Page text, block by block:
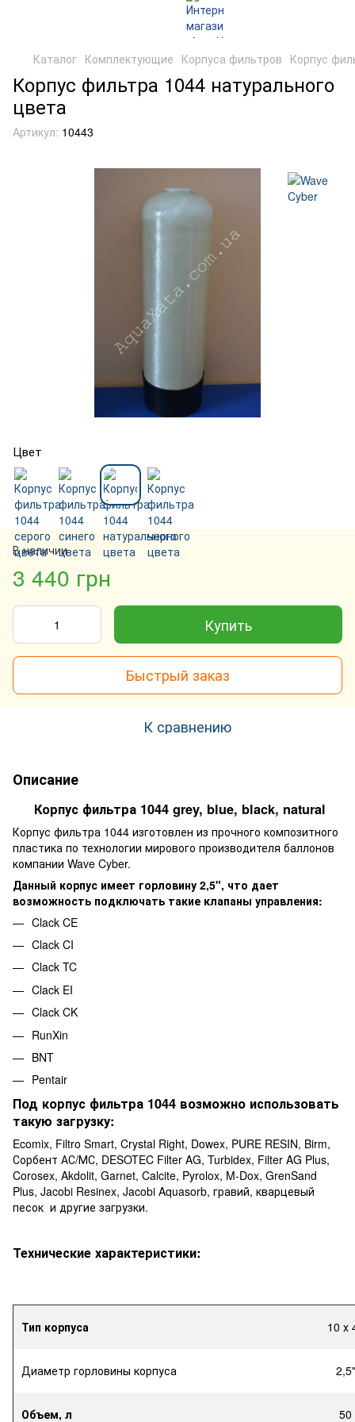
Каталог Комплектующие Корпуса фильтров Корпус
Корпус фильтра 1044 натурального
цвета
Артикул: 10443
Цвет
В наличии
3 440 грн
Купить
Быстрый заказ
К сравнению
Описание
Корпус фильтра 1044 grey, blue, black, natural
Корпус фильтра 1044 изготовлен из прочного композитного
пластика по технологии мирового производителя баллонов
компании Wave Cyber.
Данный корпус имеет горловину 2,5", что дает
возможность подключать такие клапаны управления:
Clack CE
Clack CI
Clack TC
Clack EI
Clack CK
RunXin
BNT
Pentair
Под корпус фильтра 1044 возможно использовать
такую загрузку:
Ecomix, Filtro Smart, Crystal Right, Dowex, PURE RESIN, Birm,
Сорбент АС/МС, DESOTEC Filter AG, Turbidex, Filter AG Plus,
Corosex, Akdolit, Garnet, Calcite, Pyrolox, M-Dox, GrenSand
Plus, Jacobi Resinex, Jacobi Aquasorb, гравий, кварцевый
песок и другие загрузки.
Технические характеристики:
Тип корпуса 10 х
Диаметр горловины корпуса 2,5"
Объем, л 50